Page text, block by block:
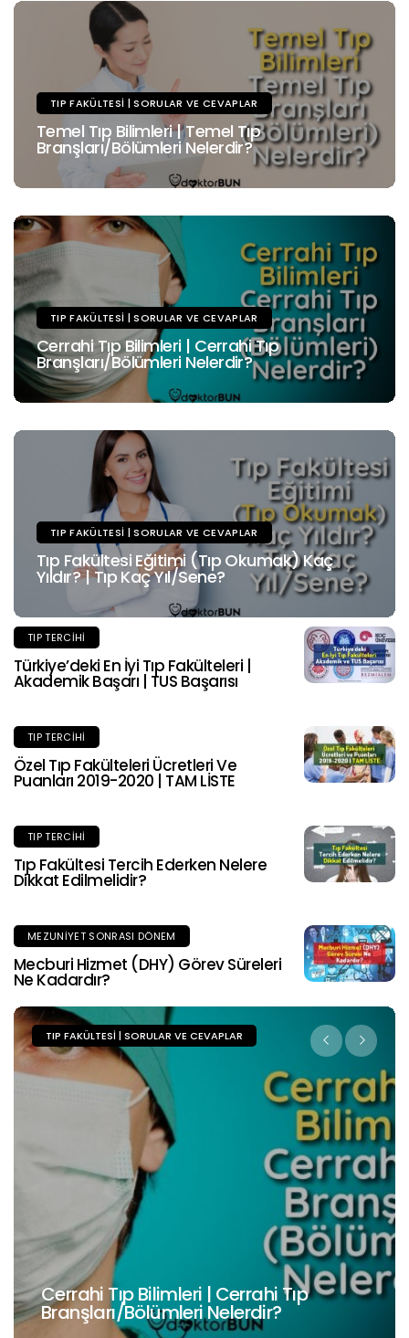
TIP FAKÜLTESI | SORULAR VE CEVAPLAR
Temel Tıp Bilimleri | Temel Tıp
Branşları/Bölümleri Nelerdir?
TIP FAKÜLTESI | SORULAR VE CEVAPLAR
Cerrahi Tıp Bilimleri | Cerrahi Tıp
Branşları/Bölümleri Nelerdir?
TIP FAKÜLTESI | SORULAR VE CEVAPLAR
Tıp Fakültesi Eğitimi (Tıp Okumak) Kaç
Yıldır? | Tıp Kaç Yıl/Sene?
TIP TERCIHI
Türkiye’deki En İyi Tıp Fakülteleri |
Akademik Başarı | TUS Başarısı
TIP TERCIHI
Özel Tıp Fakülteleri Ücretleri Ve
Puanları 2019-2020 | TAM LİSTE
TIP TERCIHI
Tıp Fakültesi Tercih Ederken Nelere
Dikkat Edilmelidir?
MEZUNIYET SONRASI DÖNEM
Mecburi Hizmet (DHY) Görev Süreleri
Ne Kadardır?
TIP FAKÜLTESI | SORULAR VE CEVAPLAR
Cerrahi Tıp Bilimleri | Cerrahi Tıp
Branşları/Bölümleri Nelerdir?